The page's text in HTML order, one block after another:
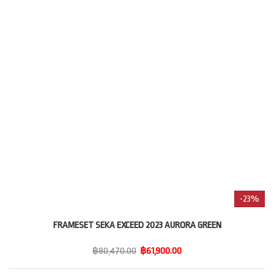
-23%
FRAMESET SEKA EXCEED 2023 AURORA GREEN
฿80,470.00 ฿61,900.00